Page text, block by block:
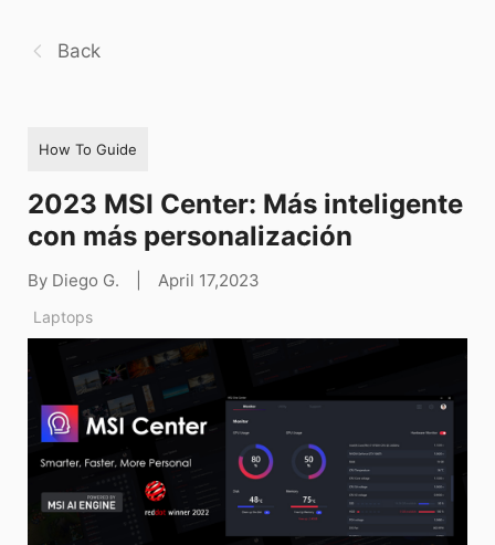
Back
How To Guide
2023 MSI Center: Más inteligente
con más personalización
By Diego G. April 17,2023
Laptops